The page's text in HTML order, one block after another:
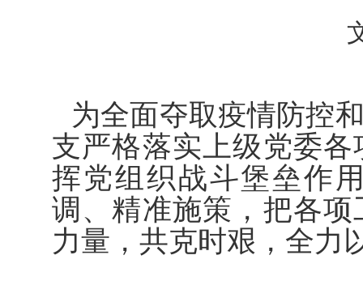
为全面夺取疫情防控
支严格落实上级党委
挥党组织战斗堡垒作
调、精准施策，把各
力量，共克时艰，全力